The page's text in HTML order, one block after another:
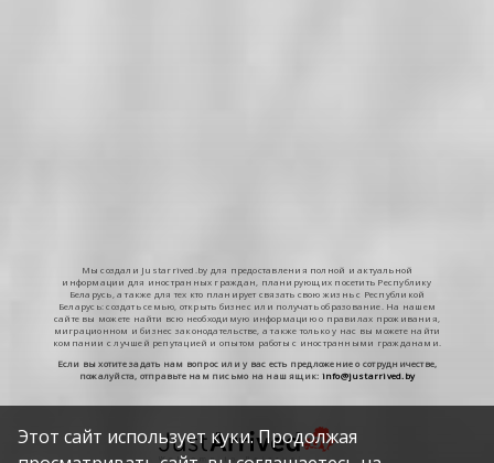
Этот сайт использует куки. Продолжая
Мы создали Justarrived.by для предоставления полной и актуальной
информации для иностранных граждан, планирующих посетить Республику
Беларусь, а также для тех кто планирует связать свою жизнь с Республикой
Беларусь: создать семью, открыть бизнес или получать образование. На нашем
сайте вы можете найти всю необходимую информацию о правилах проживания,
миграционном и бизнес законодательстве, а также только у нас вы можете найти
компании с лучшей репутацией и опытом работы с иностранными гражданами.
Если вы хотите задать нам вопрос или у вас есть предложение о сотрудничестве,
пожалуйста, отправьте нам письмо на наш ящик: info@justarrived.by